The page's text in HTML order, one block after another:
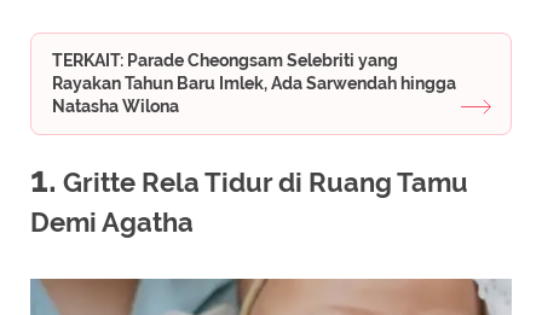
TERKAIT: Parade Cheongsam Selebriti yang
Rayakan Tahun Baru Imlek, Ada Sarwendah hingga
Natasha Wilona
1. Gritte Rela Tidur di Ruang Tamu
Demi Agatha